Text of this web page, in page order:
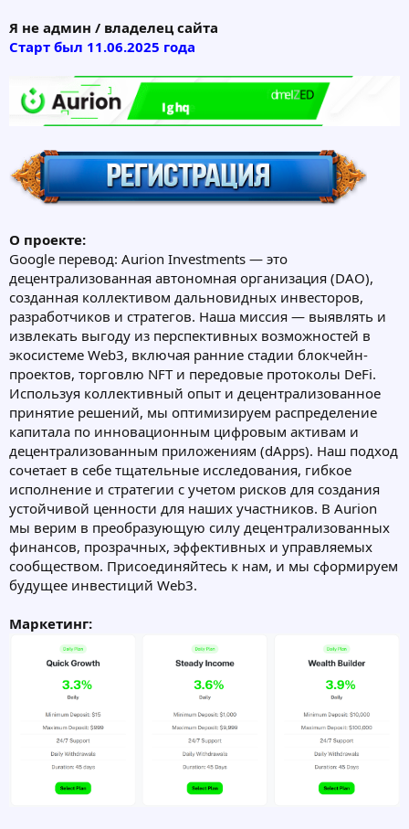
Я не админ / владелец сайта
Старт был 11.06.2025 года
О проекте:
Google перевод: Aurion Investments — это
децентрализованная автономная организация (DAO),
созданная коллективом дальновидных инвесторов,
разработчиков и стратегов. Наша миссия — выявлять и
извлекать выгоду из перспективных возможностей в
экосистеме Web3, включая ранние стадии блокчейн-
проектов, торговлю NFT и передовые протоколы DeFi.
Используя коллективный опыт и децентрализованное
принятие решений, мы оптимизируем распределение
капитала по инновационным цифровым активам и
децентрализованным приложениям (dApps). Наш подход
сочетает в себе тщательные исследования, гибкое
исполнение и стратегии с учетом рисков для создания
устойчивой ценности для наших участников. В Aurion
мы верим в преобразующую силу децентрализованных
финансов, прозрачных, эффективных и управляемых
сообществом. Присоединяйтесь к нам, и мы сформируем
будущее инвестиций Web3.
Маркетинг: